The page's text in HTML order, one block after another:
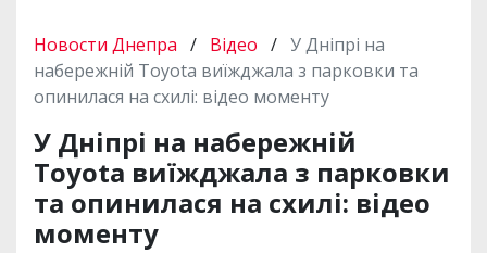
Новости Днепра / Відео / У Дніпрі на
набережній Toyota виїжджала з парковки та
опинилася на схилі: відео моменту
У Дніпрі на набережній
Toyota виїжджала з парковки
та опинилася на схилі: відео
моменту